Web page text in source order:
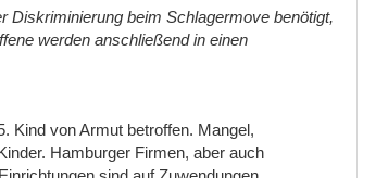
Diskriminierung beim Schlagermove benötigt,
werden anschließend in einen
Kind von Armut betroffen. Mangel,
Hamburger Firmen, aber auch